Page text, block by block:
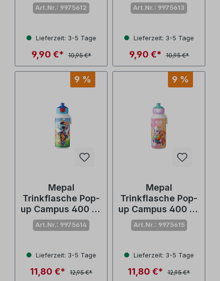
Art.Nr.: 9975612
Lieferzeit: 3-5 Tage
9,90 €* 10,95 €*
Art.Nr.: 9975613
Lieferzeit: 3-5 Tage
9,90 €* 10,95 €*
9 %
Mepal
Trinkflasche Pop-
up Campus 400 ml
Paw Patrol pups
Art.Nr.: 9975614
Lieferzeit: 3-5 Tage
11,80 €* 12,95 €*
9 %
Mepal
Trinkflasche Pop-
up Campus 400 ml
Paw Patrol girls
Art.Nr.: 9975615
Lieferzeit: 3-5 Tage
11,80 €* 12,95 €*